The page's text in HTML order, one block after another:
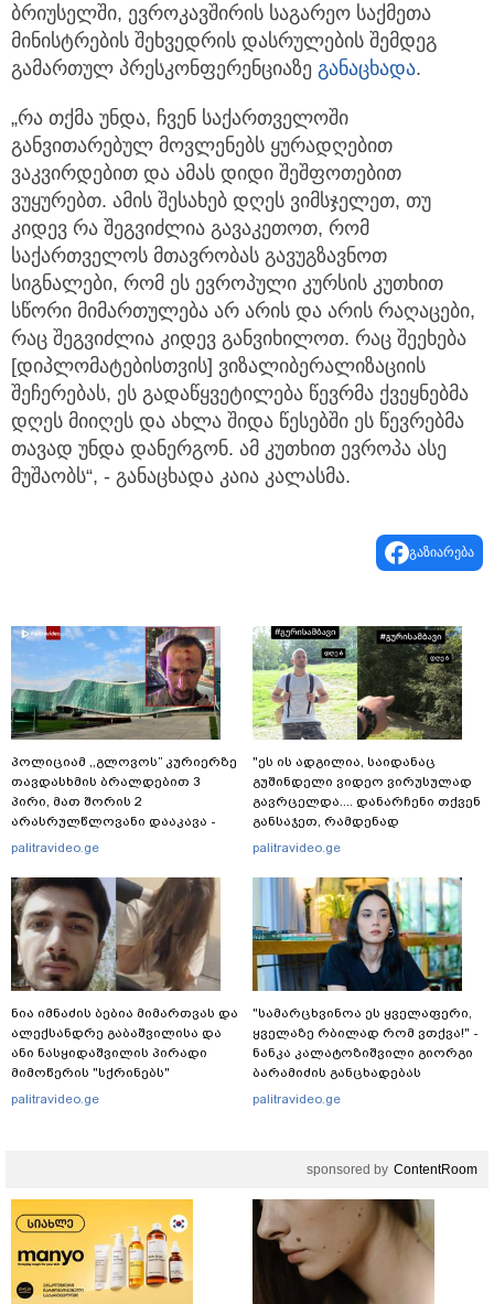
ბრიუსელში, ევროკავშირის საგარეო საქმეთა
მინისტრების შეხვედრის დასრულების შემდეგ
გამართულ პრესკონფერენციაზე განაცხადა.
„რა თქმა უნდა, ჩვენ საქართველოში
განვითარებულ მოვლენებს ყურადღებით
ვაკვირდებით და ამას დიდი შეშფოთებით
ვუყურებთ. ამის შესახებ დღეს ვიმსჯელეთ, თუ
კიდევ რა შეგვიძლია გავაკეთოთ, რომ
საქართველოს მთავრობას გავუგზავნოთ
სიგნალები, რომ ეს ევროპული კურსის კუთხით
სწორი მიმართულება არ არის და არის რაღაცები,
რაც შეგვიძლია კიდევ განვიხილოთ. რაც შეეხება
[დიპლომატებისთვის] ვიზალიბერალიზაციის
შეჩერებას, ეს გადაწყვეტილება წევრმა ქვეყნებმა
დღეს მიიღეს და ახლა შიდა წესებში ეს წევრებმა
თავად უნდა დანერგონ. ამ კუთხით ევროპა ასე
მუშაობს“, - განაცხადა კაია კალასმა.
გაზიარება
პოლიციამ ,,გლოვოს” კურიერზე
თავდასხმის ბრალდებით 3
პირი, მათ შორის 2
არასრულწლოვანი დააკავა -
შსს ინფორმაციას ავრცელებს
palitravideo.ge
ნია იმნაძის ბებია მიმართვას და
ალექსანდრე გაბაშვილისა და
ანი ნასყიდაშვილის პირადი
მიმოწერის "სქრინებს"
ავრცელებს
palitravideo.ge
"ეს ის ადგილია, საიდანაც
გუშინდელი ვიდეო ვირუსულად
გავრცელდა.... დანარჩენი თქვენ
განსაჯეთ, რამდენად
შესაძლებელია აქ ადამიანის
აქვეყნებს კობა ახალაძე
მლეთიდან, სადაც 12 წლის წინ
გურამ დადიანიძე გაუჩინარდა?
palitravideo.ge
"სა­მარ­ცხვი­ნოა ეს ყვე­ლა­ფე­რი,
ყვე­ლა­ზე რბი­ლად რომ ვთქვა!" -
ნანკა კალატოზიშვილი გიორგი
ბარამიძის განცხადებას
ეხმაურება
palitravideo.ge
sponsored by ContentRoom